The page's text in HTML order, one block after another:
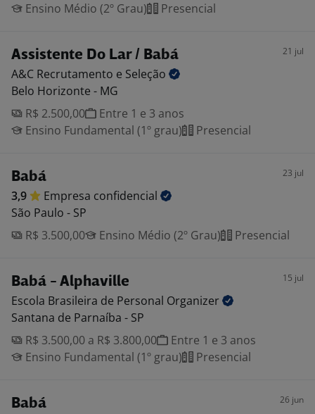
Ensino Médio (2º Grau)
Presencial
Assistente Do Lar / Babá 21 jul
A&C Recrutamento e Seleção
Belo Horizonte - MG
R$ 2.500,00
Entre 1 e 3 anos
Ensino Fundamental (1º grau)
Presencial
Babá 23 jul
3,9 Empresa confidencial
São Paulo - SP
R$ 3.500,00
Ensino Médio (2º Grau) Presencial
Babá - Alphaville 15 jul
Escola Brasileira de Personal Organizer
Santana de Parnaíba - SP
R$ 3.500,00 a R$ 3.800,00
Entre 1 e 3 anos
Ensino Fundamental (1º grau)
Presencial
Babá 26 jun